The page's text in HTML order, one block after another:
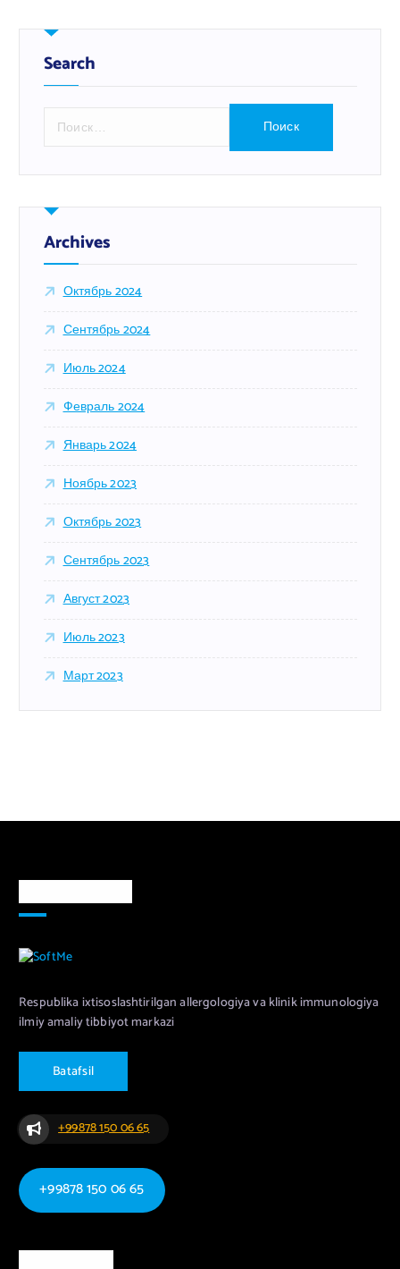
Search
т
:
Archives
Октябрь 2024
Сентябрь 2024
Июль 2024
Февраль 2024
Январь 2024
Ноябрь 2023
Октябрь 2023
Сентябрь 2023
Август 2023
Июль 2023
Март 2023
Respublika ixtisoslashtirilgan allergologiya va klinik immunologiya
ilmiy amaliy tibbiyot markazi
Batafsil
+99878 150 06 65
+99878 150 06 65